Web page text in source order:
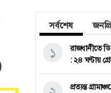
সর্বশেষ
রাজধানীতে
: ২৪ ঘণ্টায়
১
প্রত্যন্ত